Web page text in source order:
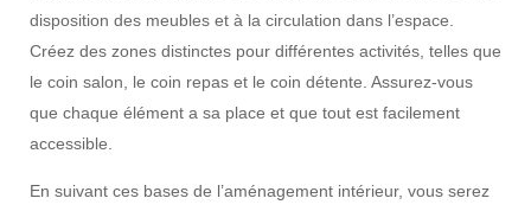
disposition des meubles et à la circulation dans l’espace.
Créez des zones distinctes pour différentes activités, telles que
le coin salon, le coin repas et le coin détente. Assurez-vous
que chaque élément a sa place et que tout est facilement
accessible.
En suivant ces bases de l’aménagement intérieur, vous serez